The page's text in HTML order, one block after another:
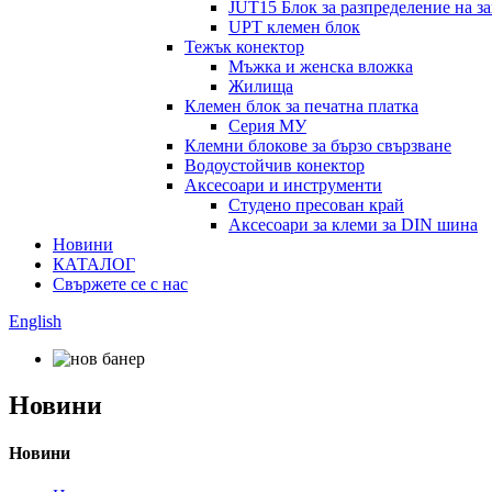
JUT15 Блок за разпределение на
UPT клемен блок
Тежък конектор
Мъжка и женска вложка
Жилища
Клемен блок за печатна платка
Серия МУ
Клемни блокове за бързо свързване
Водоустойчив конектор
Аксесоари и инструменти
Студено пресован край
Аксесоари за клеми за DIN шина
Новини
КАТАЛОГ
Свържете се с нас
English
Новини
Новини